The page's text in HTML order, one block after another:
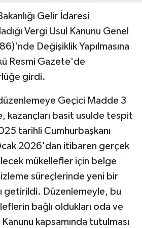
Gelir İdaresi
Vergi Usul Kanunu Genel
Değişiklik Yapılmasına
Resmi Gazete'de
girdi.
Geçici Madde 3
kazançları basit usulde tespit
tarihli Cumhurbaşkanı
2026'dan itibaren gerçek
mükellefler için belge
izleme süreçlerinde yeni bir
getirildi. Düzenlemeyle, bu
bağlı oldukları oda ve
kapsamında tutulması